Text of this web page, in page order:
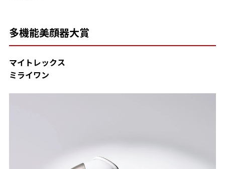
多機能美顔器大賞
マイトレックス
ミライワン